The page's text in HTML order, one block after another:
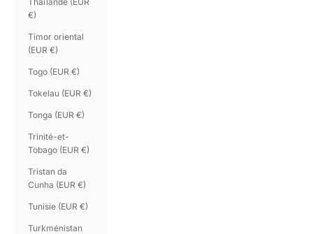
€)
Timor oriental
(EUR €)
Togo (EUR €)
Tokelau (EUR €)
Tonga (EUR €)
Trinité-et-
Tobago (EUR €)
Tristan da
Cunha (EUR €)
Tunisie (EUR €)
Turkménistan